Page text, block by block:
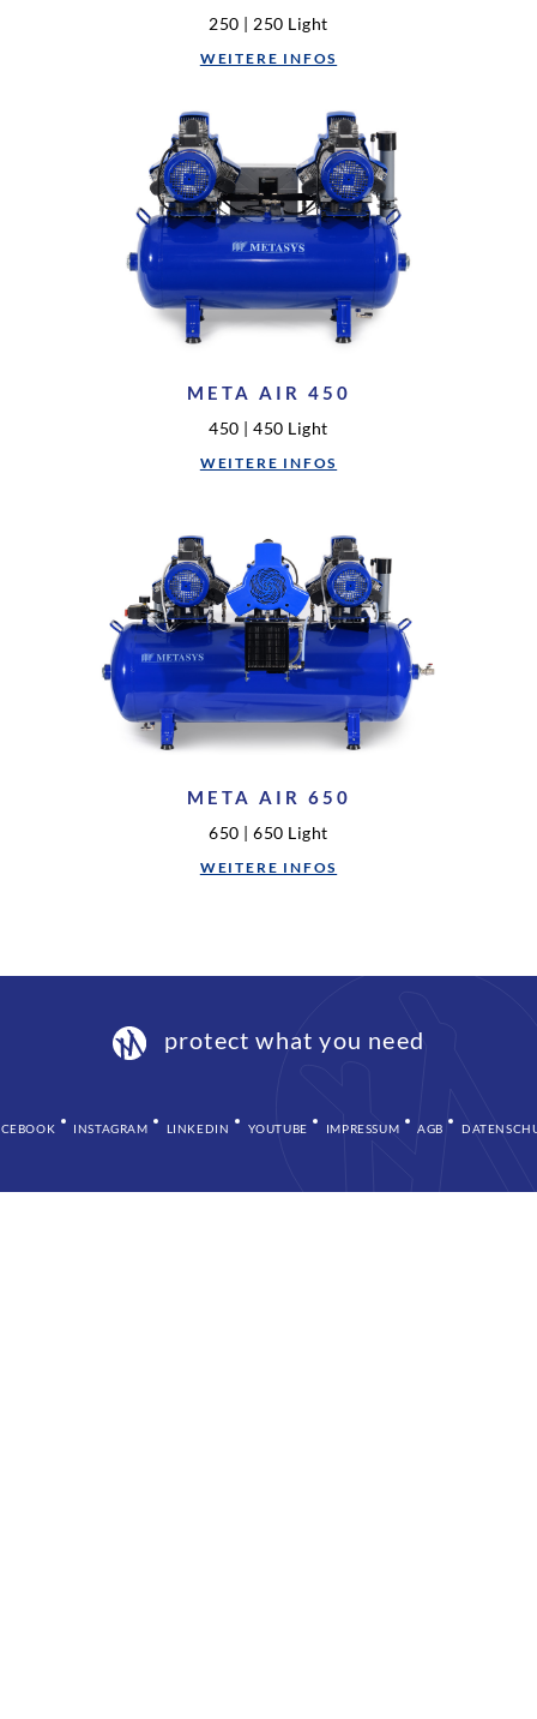
250 | 250 Light
WEITERE INFOS
META AIR 450
450 | 450 Light
WEITERE INFOS
META AIR 650
650 | 650 Light
WEITERE INFOS
protect what you need
INSTAGRAM LINKEDIN YOUTUBE IMPRESSUM AGB